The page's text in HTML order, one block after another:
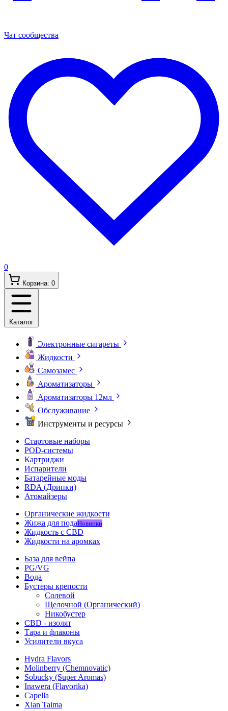
Чат сообщества
0
Корзина: 0
Каталог
Электронные сигареты
Жидкости
Самозамес
Ароматизаторы
Ароматизаторы 12мл
Обслуживание
Инструменты и ресурсы
Стартовые наборы
POD-системы
Картриджи
Испарители
Батарейные моды
RDA (Дрипки)
Атомайзеры
Органические жидкости
Жижа для подаНовинки
Жидкость с CBD
Жидкости на аромках
База для вейпа
PG/VG
Вода
Бустеры крепости
Солевой
Щелочной (Органический)
Никобустер
CBD - изолят
Тара и флаконы
Усилители вкуса
Hydra Flavors
Molinberry (Chemnovatic)
Sobucky (Super Aromas)
Inawera (Flavorika)
Capella
Xian Taima